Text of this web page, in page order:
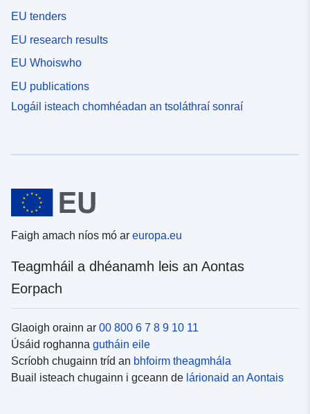
EU tenders
EU research results
EU Whoiswho
EU publications
Logáil isteach chomhéadan an tsoláthraí sonraí
Faigh amach níos mó ar europa.eu
Teagmháil a dhéanamh leis an Aontas
Eorpach
Glaoigh orainn ar 00 800 6 7 8 9 10 11
Úsáid roghanna gutháin eile
Scríobh chugainn tríd an bhfoirm theagmhála
Buail isteach chugainn i gceann de lárionaid an Aontais